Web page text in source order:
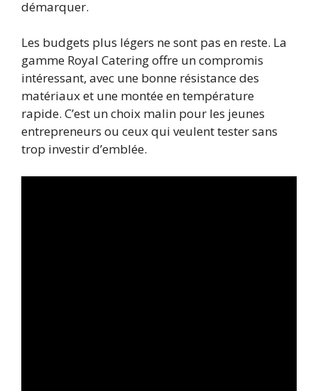
démarquer.
Les budgets plus légers ne sont pas en reste. La
gamme Royal Catering offre un compromis
intéressant, avec une bonne résistance des
matériaux et une montée en température
rapide. C’est un choix malin pour les jeunes
entrepreneurs ou ceux qui veulent tester sans
trop investir d’emblée.